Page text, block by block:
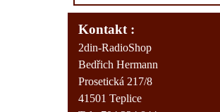
Kontakt :
2din-RadioShop
Bedřich Hermann
Prosetická 217/8
41501 Teplice